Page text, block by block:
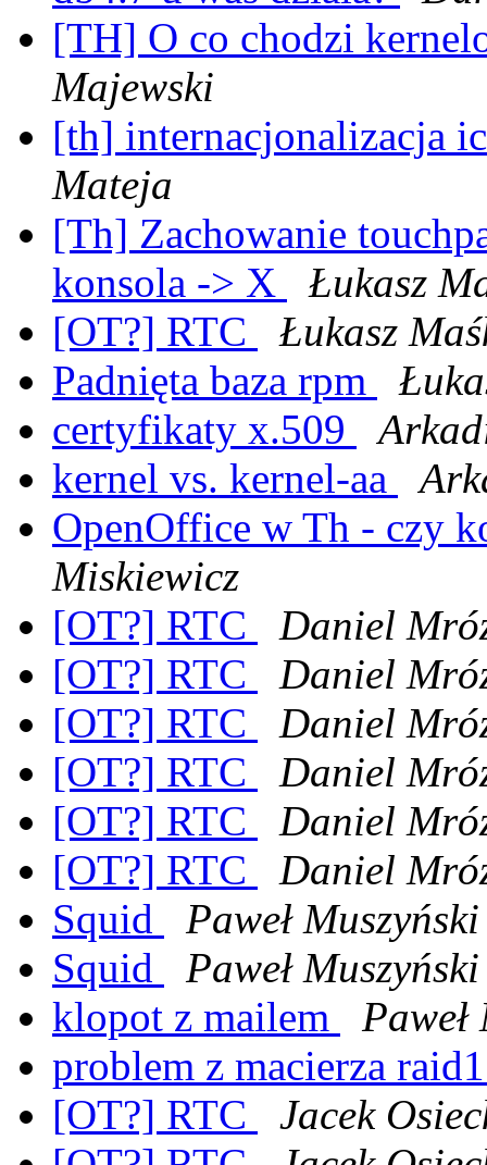
[TH] O co chodzi
Majewski
[th] internacjonalizacja
Mateja
[Th] Zachowanie
konsola -> X
Łukasz
[OT?] RTC
Łukasz
Padnięta baza rpm
certyfikaty x.509
kernel vs. kernel-aa
OpenOffice w Th - czy
Miskiewicz
[OT?] RTC
Daniel
[OT?] RTC
Daniel
[OT?] RTC
Daniel
[OT?] RTC
Daniel
[OT?] RTC
Daniel
[OT?] RTC
Daniel
Squid
Paweł Muszyński
Squid
Paweł Muszyński
klopot z mailem
Paweł
problem z macierza
[OT?] RTC
Jacek